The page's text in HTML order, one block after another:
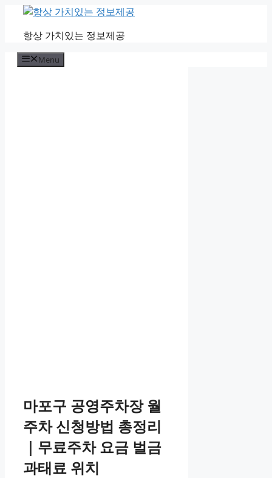
content
항상 가치있는 정보제공
Menu
마포구 공영주차장 월
주차 신청방법 총정리
｜무료주차 요금 벌금
과태료 위치